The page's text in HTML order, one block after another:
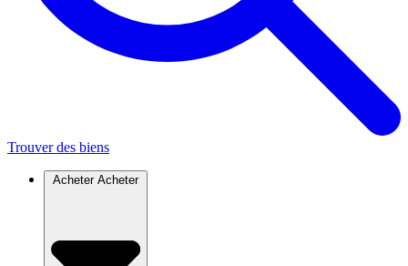
Trouver des biens
Acheter Acheter